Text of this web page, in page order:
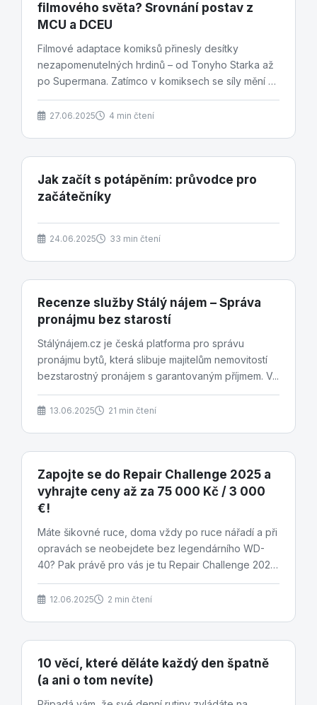
filmového světa? Srovnání postav z
MCU a DCEU
Filmové adaptace komiksů přinesly desítky
nezapomenutelných hrdinů – od Tonyho Starka až
po Supermana. Zatímco v komiksech se síly mění s
každým...
27.06.2025 4 min čtení
Jak začít s potápěním: průvodce pro
začátečníky
24.06.2025 33 min čtení
Recenze služby Stálý nájem – Správa
pronájmu bez starostí
Stálýnájem.cz je česká platforma pro správu
pronájmu bytů, která slibuje majitelům nemovitostí
bezstarostný pronájem s garantovaným příjmem. V...
13.06.2025 21 min čtení
Zapojte se do Repair Challenge 2025 a
vyhrajte ceny až za 75 000 Kč / 3 000
€!
Máte šikovné ruce, doma vždy po ruce nářadí a při
opravách se neobejdete bez legendárního WD-
40? Pak právě pro vás je tu Repair Challenge 2025
–...
12.06.2025 2 min čtení
10 věcí, které děláte každý den špatně
(a ani o tom nevíte)